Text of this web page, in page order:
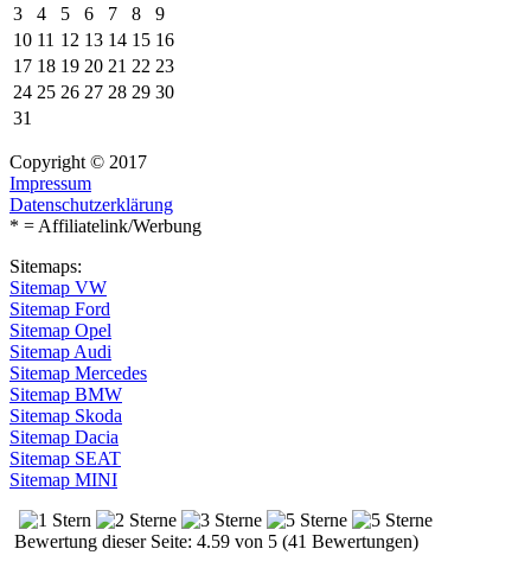
3
4 5 6 7 8
9
10 11 12 13 14 15 16
17 18 19 20 21 22 23
24 25 26 27 28 29 30
31
Copyright © 2017
Impressum
Datenschutzerklärung
* = Affiliatelink/Werbung
Sitemaps:
Sitemap VW
Sitemap Ford
Sitemap Opel
Sitemap Audi
Sitemap Mercedes
Sitemap BMW
Sitemap Skoda
Sitemap Dacia
Sitemap SEAT
Sitemap MINI
Bewertung dieser Seite: 4.59 von 5 (41 Bewertungen)